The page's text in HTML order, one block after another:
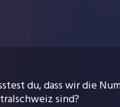
du, dass wir die
sind?